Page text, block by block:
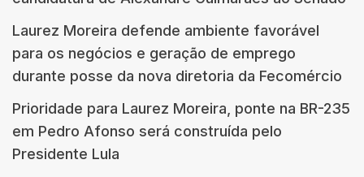
Laurez Moreira defende ambiente favorável
para os negócios e geração de emprego
durante posse da nova diretoria da Fecomércio
Prioridade para Laurez Moreira, ponte na BR-235
em Pedro Afonso será construída pelo
Presidente Lula